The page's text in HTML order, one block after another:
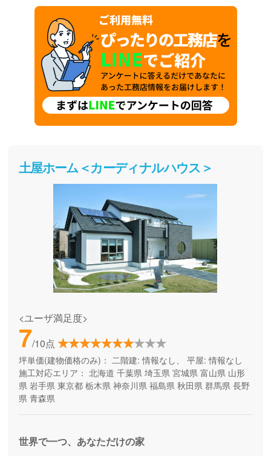
土屋ホーム＜カーディナルハウス＞
<ユーザ満足度>
7/10点
坪単価(建物価格のみ)： 二階建: 情報なし、 平屋: 情報なし
施工対応エリア： 北海道 千葉県 埼玉県 宮城県 富山県 山形
県 岩手県 東京都 栃木県 神奈川県 福島県 秋田県 群馬県 長野
県 青森県
世界で一つ、あなただけの家